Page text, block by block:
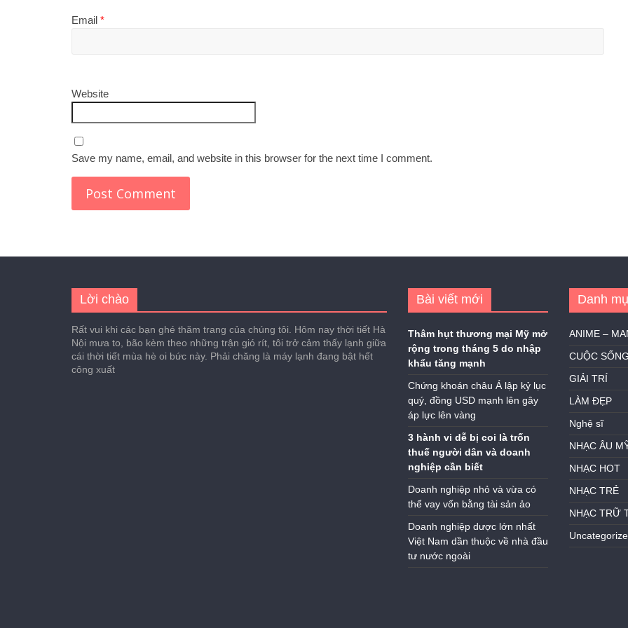
Email *
Website
Save my name, email, and website in this browser for the next time I comment.
Lời chào
Rất vui khi các bạn ghé thăm trang của chúng tôi. Hôm nay thời tiết Hà
Nội mưa to, bão kèm theo những trận gió rít, tôi trở cảm thấy lạnh giữa
cái thời tiết mùa hè oi bức này. Phải chăng là máy lạnh đang bật hết
công xuất
Bài viết mới
Thâm hụt thương mại Mỹ mở
rộng trong tháng 5 do nhập
khẩu tăng mạnh
Chứng khoán châu Á lập kỷ lục
quý, đồng USD mạnh lên gây
áp lực lên vàng
3 hành vi dễ bị coi là trốn
thuế người dân và doanh
nghiệp cần biết
Doanh nghiệp nhỏ và vừa có
thể vay vốn bằng tài sản ảo
Doanh nghiệp dược lớn nhất
Việt Nam dần thuộc về nhà đầu
tư nước ngoài
Danh
ANIME –
CUỘC
GIẢI TRÍ
LÀM ĐẸP
Nghệ sĩ
NHẠC ÂU
NHẠC HOT
NHẠC TRẺ
NHẠC TRỮ